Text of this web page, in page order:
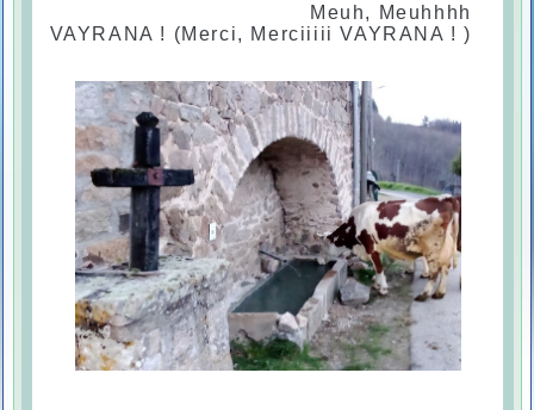
Meuh, Meuhhhh
VAYRANA ! (Merci, Merciiiii VAYRANA ! )